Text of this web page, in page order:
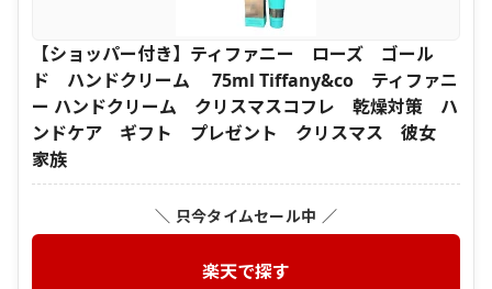
【ショッパー付き】ティファニー ローズ ゴール
ド ハンドクリーム 75ml Tiffany&co ティファニ
ー ハンドクリーム クリスマスコフレ 乾燥対策 ハ
ンドケア ギフト プレゼント クリスマス 彼女
家族
＼ 只今タイムセール中 ／
楽天で探す